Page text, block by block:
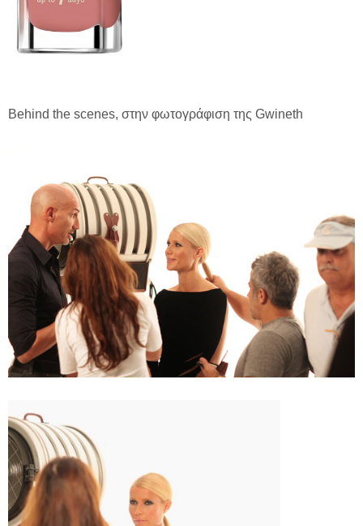
Behind the scenes, στην φωτογράφιση της Gwineth